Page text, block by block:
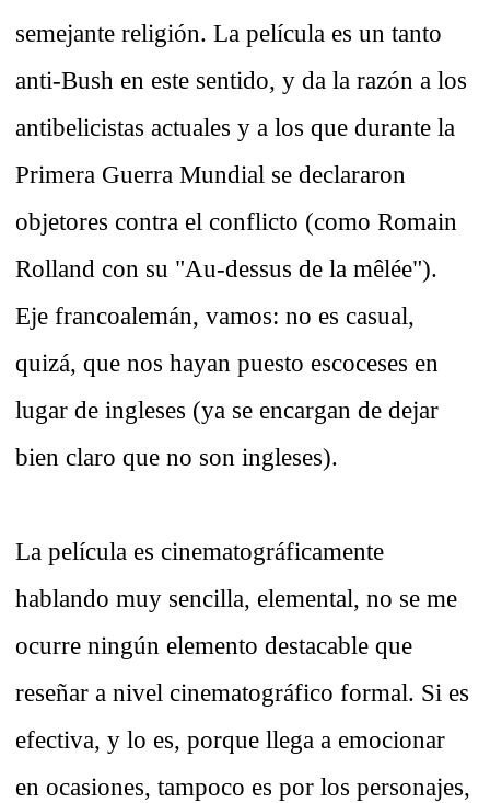
semejante religión. La película es un tanto
anti-Bush en este sentido, y da la razón a los
antibelicistas actuales y a los que durante la
Primera Guerra Mundial se declararon
objetores contra el conflicto (como Romain
Rolland con su "Au-dessus de la mêlée").
Eje francoalemán, vamos: no es casual,
quizá, que nos hayan puesto escoceses en
lugar de ingleses (ya se encargan de dejar
bien claro que no son ingleses).
La película es cinematográficamente
hablando muy sencilla, elemental, no se me
ocurre ningún elemento destacable que
reseñar a nivel cinematográfico formal. Si es
efectiva, y lo es, porque llega a emocionar
en ocasiones, tampoco es por los personajes,